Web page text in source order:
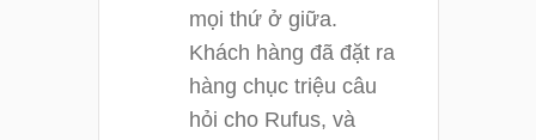
mọi thứ ở giữa.
Khách hàng đã đặt ra
hàng chục triệu câu
hỏi cho Rufus, và